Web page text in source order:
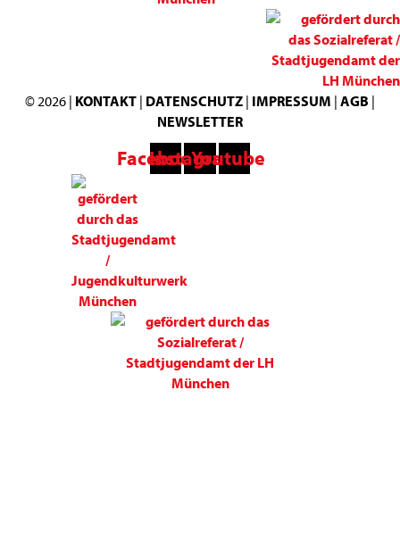
© 2026 | KONTAKT | DATENSCHUTZ | IMPRESSUM | AGB |
NEWSLETTER
Facebook
Instagram
Youtube